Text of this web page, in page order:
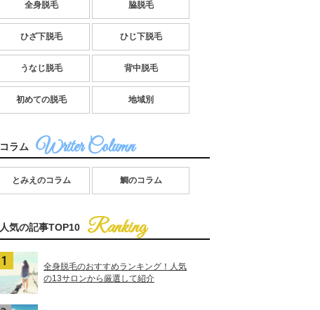
全身脱毛 脇脱毛
ひざ下脱毛 ひじ下脱毛
うなじ脱毛 背中脱毛
初めての脱毛 地域別
コラム
とみえのコラム 鯛のコラム
人気の記事TOP10
全身脱毛のおすすめランキング！人気
の13サロンから厳選して紹介